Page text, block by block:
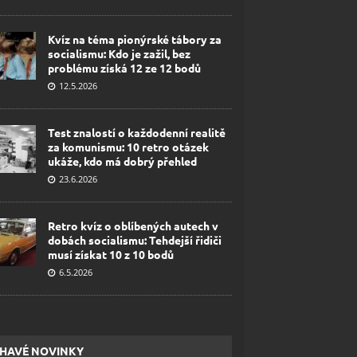
Kvíz na téma pionýrské tábory za
socialismu: Kdo je zažil, bez
problému získá 12 ze 12 bodů
12.5.2026
Test znalostí o každodenní realitě
za komunismu: 10 retro otázek
ukáže, kdo má dobrý přehled
23.6.2026
Retro kvíz o oblíbených autech v
dobách socialismu: Tehdejší řidiči
musí získat 10 z 10 bodů
6.5.2026
NOVINKY